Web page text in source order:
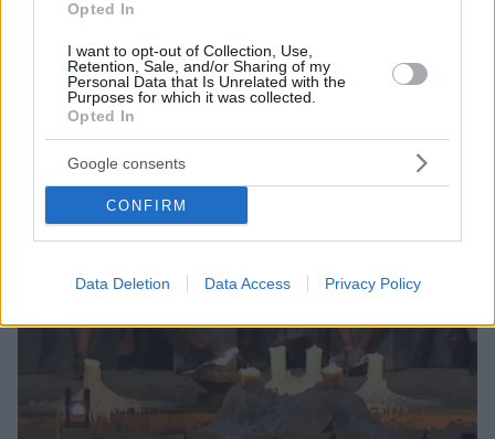
Opted In
I want to opt-out of Collection, Use,
Retention, Sale, and/or Sharing of my
Personal Data that Is Unrelated with the
Purposes for which it was collected.
Opted In
Google consents
CONFIRM
Data Deletion Data Access Privacy Policy